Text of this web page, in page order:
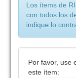
Los ítems de
con todos los
indique lo
Por favor, use
este ítem: